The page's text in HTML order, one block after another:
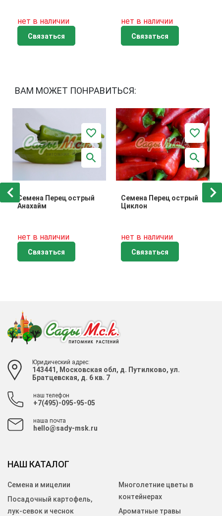
нет в наличии
Связаться
нет в наличии
Связаться
ВАМ МОЖЕТ ПОНРАВИТЬСЯ:
Семена Перец острый
Анахайм
нет в наличии
Связаться
Семена Перец острый
Циклон
нет в наличии
Связаться
Юридический адрес:
143441, Московская обл, д. Путилково, ул.
Братцевская, д. 6 кв. 7
наш телефон
+7(495)-095-95-05
наша почта
hello@sady-msk.ru
НАШ КАТАЛОГ
Семена и мицелии
Посадочный картофель,
лук-севок и чеснок
Многолетние цветы в
контейнерах
Ароматные травы